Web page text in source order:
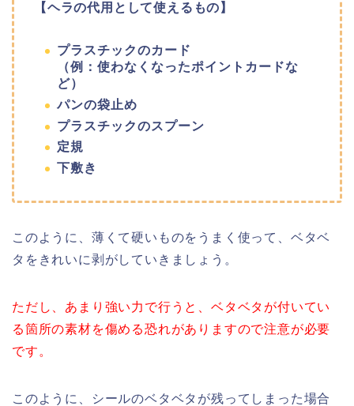
【ヘラの代用として使えるもの】
プラスチックのカード
（例：使わなくなったポイントカードな
ど）
パンの袋止め
プラスチックのスプーン
定規
下敷き
このように、薄くて硬いものをうまく使って、ベタベ
タをきれいに剥がしていきましょう。
ただし、あまり強い力で行うと、ベタベタが付いてい
る箇所の素材を傷める恐れがありますので注意が必要
です。
このように、シールのベタベタが残ってしまった場合